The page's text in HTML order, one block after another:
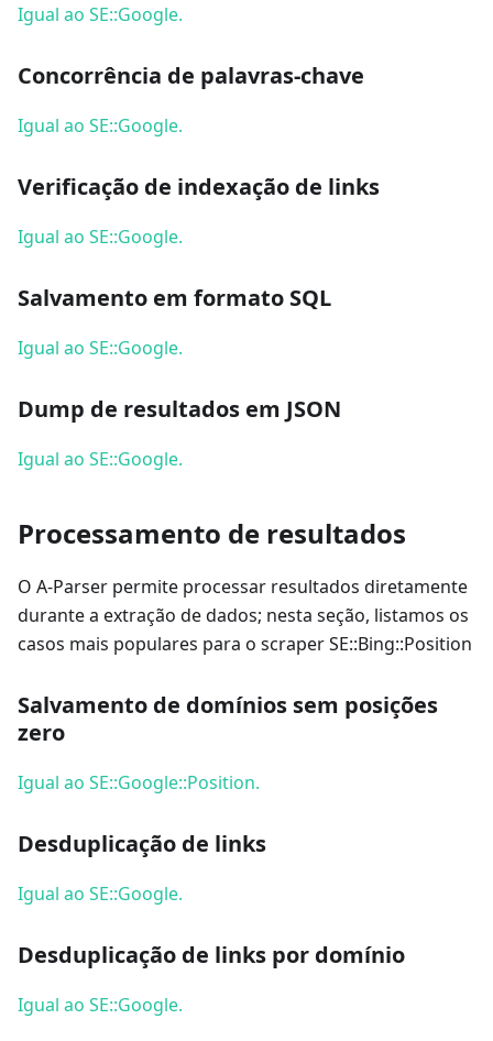
Igual ao SE::Google.
Concorrência de palavras-chave
Igual ao SE::Google.
Verificação de indexação de links
Igual ao SE::Google.
Salvamento em formato SQL
Igual ao SE::Google.
Dump de resultados em JSON
Igual ao SE::Google.
Processamento de resultados
O A-Parser permite processar resultados diretamente
durante a extração de dados; nesta seção, listamos os
casos mais populares para o scraper SE::Bing::Position
Salvamento de domínios sem posições
zero
Igual ao SE::Google::Position.
Desduplicação de links
Igual ao SE::Google.
Desduplicação de links por domínio
Igual ao SE::Google.